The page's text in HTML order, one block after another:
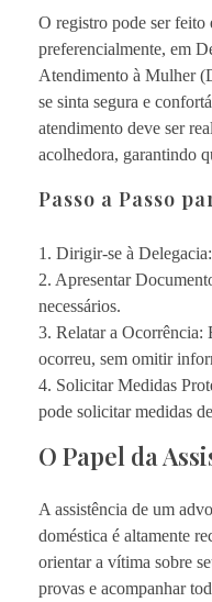
O registro pode ser feito
preferencialmente, em
Atendimento à Mulher
se sinta segura e
atendimento deve ser
acolhedora, garantindo
Passo a Passo
1. Dirigir-se à
2. Apresentar
necessários.
3. Relatar a Ocorrência:
ocorreu, sem omitir
4. Solicitar Medidas
pode solicitar medidas
O Papel da
A assistência de um
doméstica é altamente
orientar a vítima sobre
provas e acompanhar